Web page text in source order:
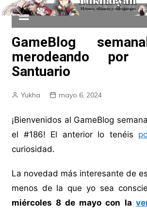
GameBlog
merodeando
Santuario
Yukha mayo 6, 2024
¡Bienvenidos al GameBlog
el #186! El anterior lo tenéis
curiosidad.
La novedad más interesante de
menos de la que yo sea
miércoles 8 de mayo con la